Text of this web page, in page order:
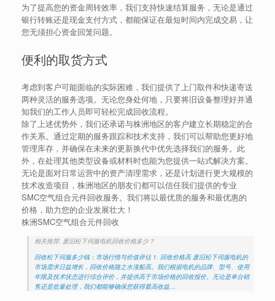
为了提高您的资金周转效率，我们支持快速结算服务，无论是通过
银行转账还是现金支付方式，都能保证在最短时间内完成交易，让
您无须担心资金回笼问题。
便利的取货方式
考虑到客户可能面临的实际困难，我们提供了上门取件和快递寄送
两种灵活的服务选项。无论您身处何地，只要将旧设备整理好并通
知我们的工作人员即可轻松完成回收流程。
除了上述优势外，我们还承诺与株洲地区的客户建立长期稳定的合
作关系。通过定期的服务跟踪和技术支持，我们可以帮助您更好地
管理库存，并确保在未来的更新换代中优先选择我们的服务。此
外，在处理其他类型设备或材料时也能为您提供一站式解决方案。
无论是面对日常运营中的资产清理需求，还是计划进行更大规模的
技术改造项目，株洲地区的朋友们都可以信任我们提供的专业
SMC空气组合元件回收服务。我们将以最优质的服务和最优惠的
价格，助力您的企业发展壮大！
株洲SMC空气组合元件回收
相关推荐: 废旧松下伺服电机回收价格多少？
回收松下伺服多少钱：市场行情与价值评估 1. 回收价格高 废旧松下伺服电机的
市场需求日益增长，回收价格随之水涨船高。我们根据电机的品牌、型号、使用
年限及技术状态进行综合评价，并提供高于市场价格的回收报价。无论是单台销
售还是批量处理，我们都能够确保您获得最高收益…